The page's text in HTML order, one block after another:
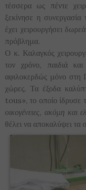
τέσσερα ως πέντε
ξεκίνησε η
έχει χειρουργήσει
πρόβλημα.
Ο κ. Καλαγκός
τον χρόνο, παιδιά
αφιλοκερδώς μόνο στη
χώρες. Τα έξοδα
tous», το οποίο ίδρυσε
οικογένειες, ακόμη και
θέλει να αποκαλύψει τα